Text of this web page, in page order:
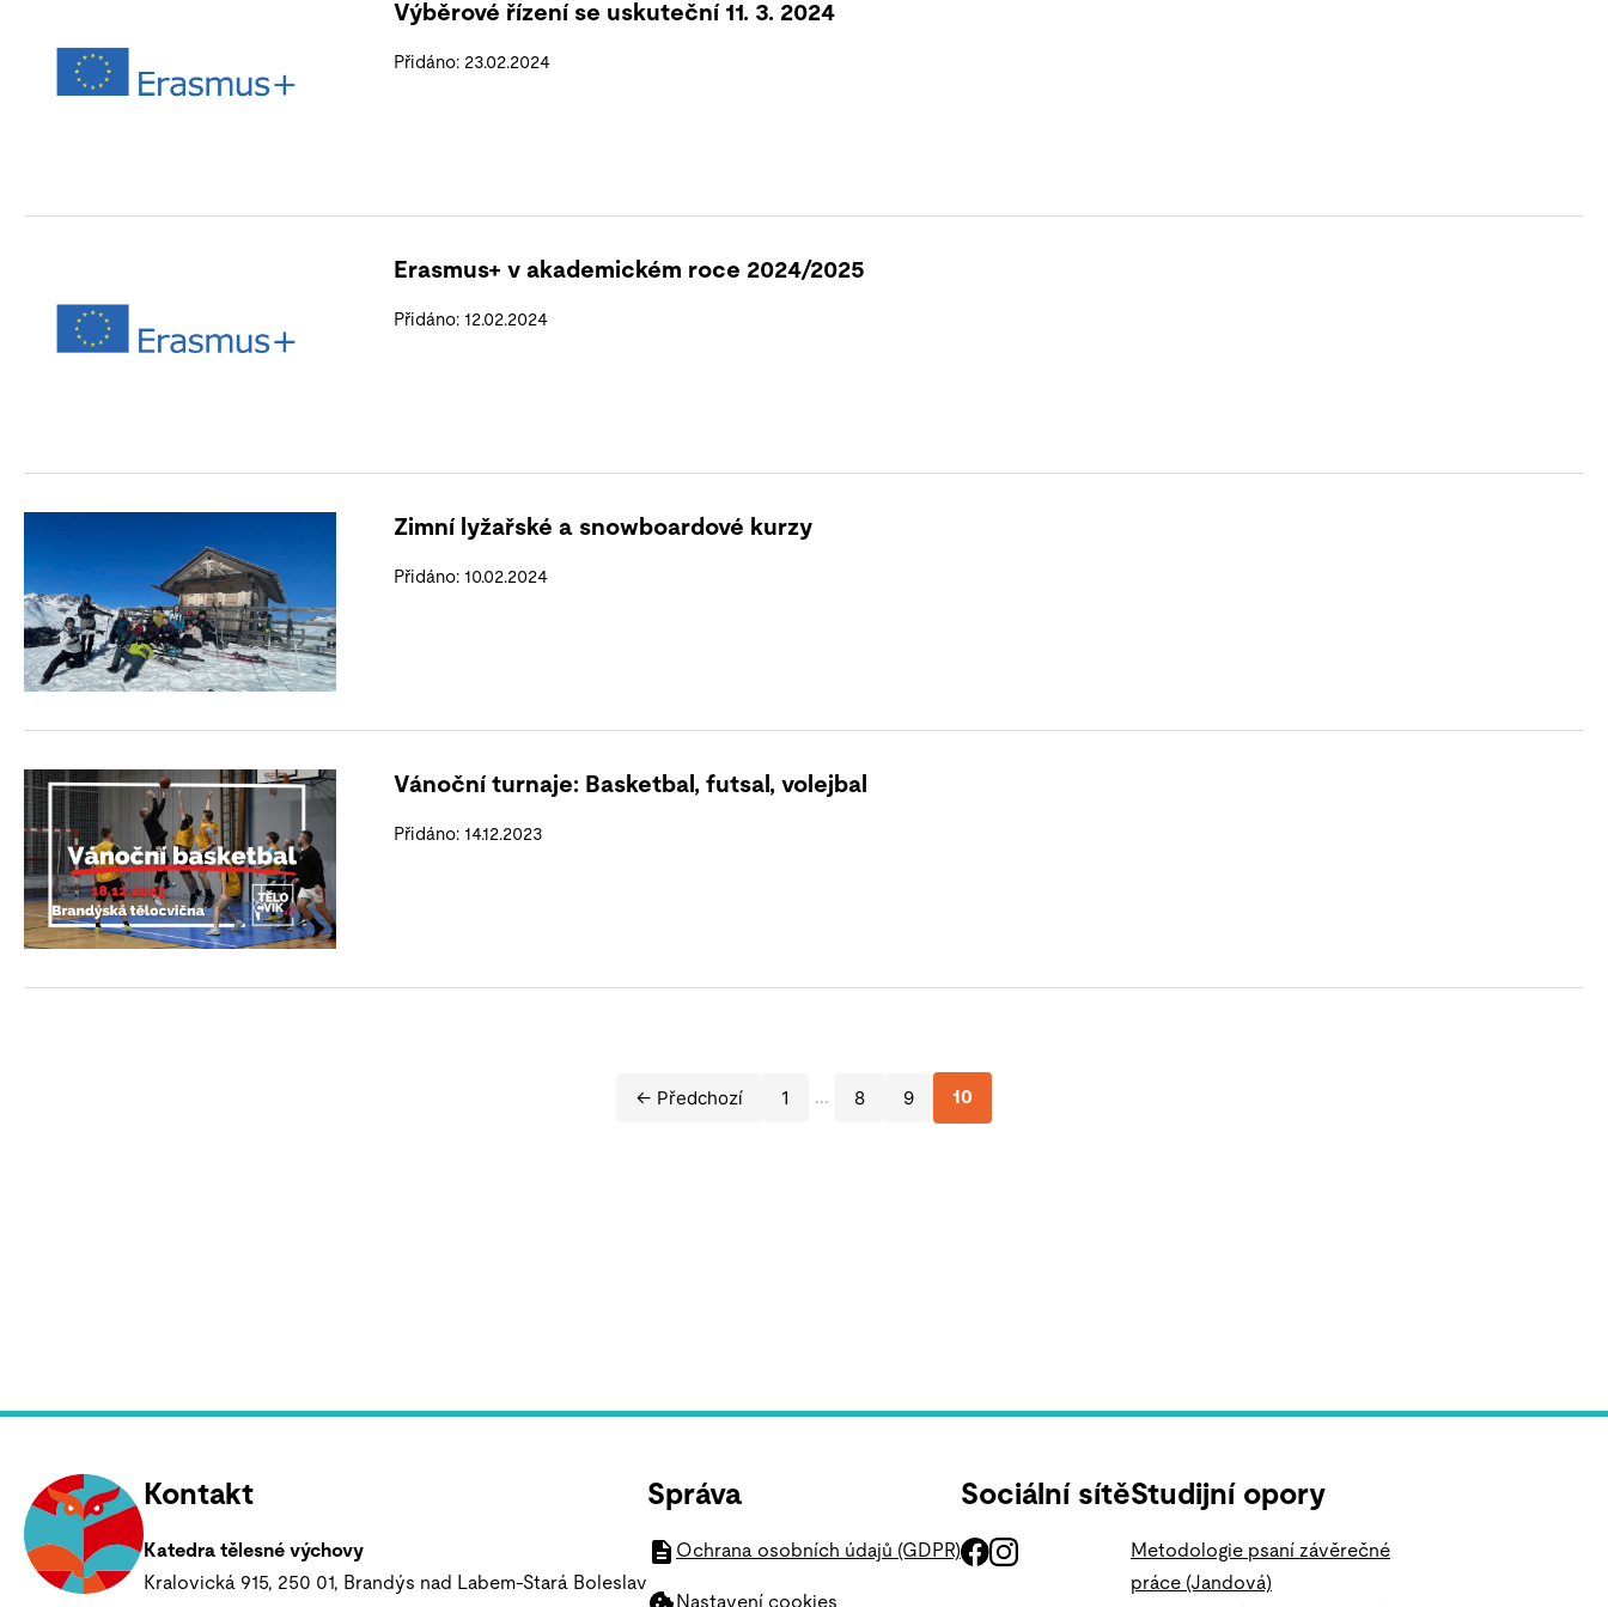
Výběrové řízení se uskuteční 11. 3. 2024
Přidáno: 23.02.2024
Erasmus+ v akademickém roce 2024/2025
Přidáno: 12.02.2024
Zimní lyžařské a snowboardové kurzy
Přidáno: 10.02.2024
Vánoční turnaje: Basketbal, futsal, volejbal
Přidáno: 14.12.2023
← Předchozí 1 ... 8 9 10
Kontakt
Katedra tělesné výchovy
Kralovická 915, 250 01, Brandýs nad Labem-Stará Boleslav
Správa
Ochrana osobních údajů (GDPR)
Nastavení cookies
Sociální sítěStudijní opory
Metodologie psaní závěrečné
práce (Jandová)